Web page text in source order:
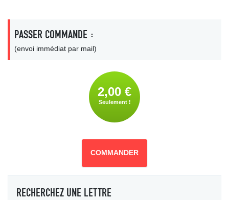
PASSER COMMANDE :
(envoi immédiat par mail)
2,00 €
Seulement !
COMMANDER
RECHERCHEZ UNE LETTRE